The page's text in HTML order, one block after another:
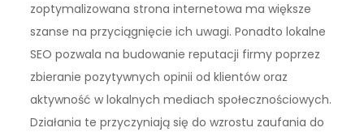
zoptymalizowana strona internetowa ma większe
szanse na przyciągnięcie ich uwagi. Ponadto lokalne
SEO pozwala na budowanie reputacji firmy poprzez
zbieranie pozytywnych opinii od klientów oraz
aktywność w lokalnych mediach społecznościowych.
Działania te przyczyniają się do wzrostu zaufania do